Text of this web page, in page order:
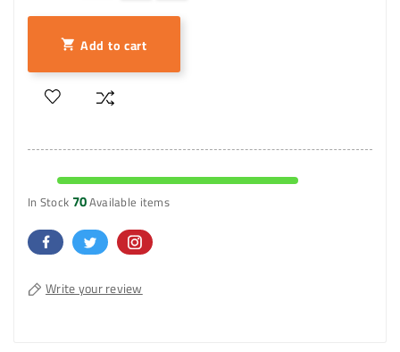
 Add to cart
In Stock 70Available items
Write your review